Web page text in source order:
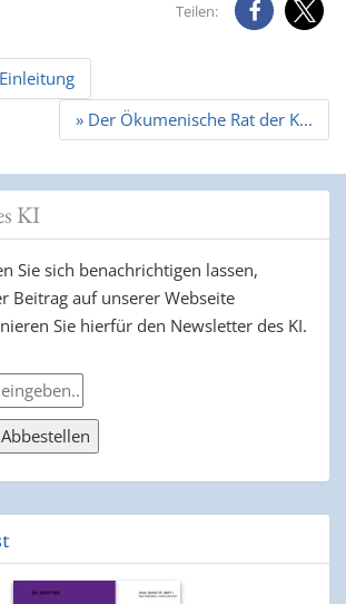
Teilen:
» Der Ökumenische Rat der K...
KI
Sie sich benachrichtigen lassen,
Beitrag auf unserer Webseite
Sie hierfür den Newsletter des KI.